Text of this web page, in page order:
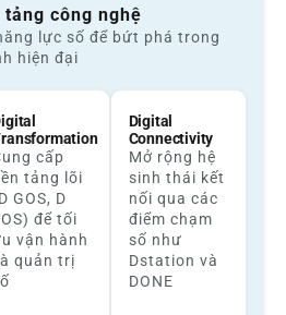
tảng công nghệ
lực số để bứt phá trong
hiện đại
cấp
tảng lõi
GOS, D
để tối
vận hành
quản trị
Digital
Connectivity
Mở rộng hệ
sinh thái kết
nối qua các
điểm chạm
số như
Dstation và
DONE